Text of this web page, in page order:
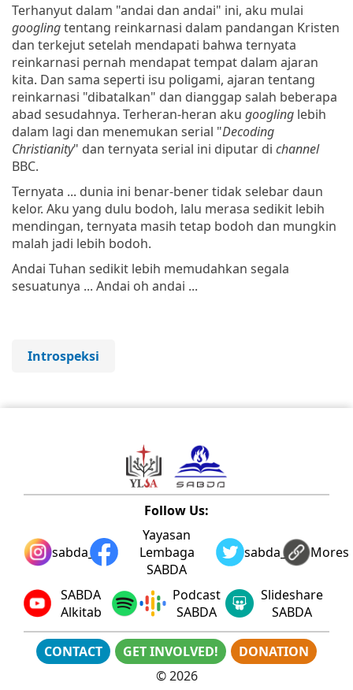
Terhanyut dalam "andai dan andai" ini, aku mulai
googlingtentang reinkarnasi dalam pandangan Kristen
dan terkejut setelah mendapati bahwa ternyata
reinkarnasi pernah mendapat tempat dalam ajaran
kita. Dan sama seperti isu poligami, ajaran tentang
reinkarnasi "dibatalkan" dan dianggap salah beberapa
abad sesudahnya. Terheran-heran aku googling lebih
dalam lagi dan menemukan serial "Decoding
Christianity" dan ternyata serial ini diputar di channel
BBC.
Ternyata ... dunia ini benar-bener tidak selebar daun
kelor. Aku yang dulu bodoh, lalu merasa sedikit lebih
mendingan, ternyata masih tetap bodoh dan mungkin
malah jadi lebih bodoh.
Andai Tuhan sedikit lebih memudahkan segala
sesuatunya ... Andai oh andai ...
Introspeksi
Follow Us:
sabda_ylsa
Yayasan
Lembaga
SABDA
sabda_ylsaMores
SABDA
Alkitab
Podcast
SABDA
Slideshare
SABDA
CONTACT GET INVOLVED!
DONATION
©2026